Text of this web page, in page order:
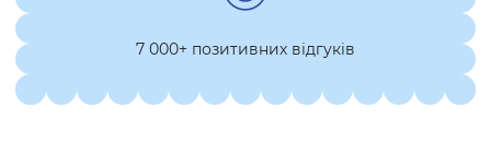
7 000+ позитивних відгуків